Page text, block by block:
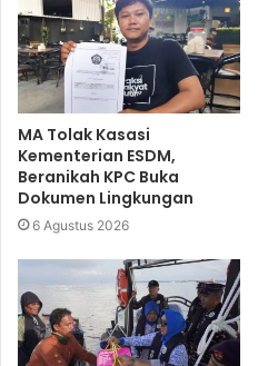
MA Tolak Kasasi
Kementerian ESDM,
Beranikah KPC Buka
Dokumen Lingkungan
6 Agustus 2026